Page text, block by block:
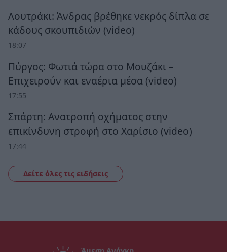
Λουτράκι: Άνδρας βρέθηκε νεκρός δίπλα σε
κάδους σκουπιδιών (video)
18:07
Πύργος: Φωτιά τώρα στο Μουζάκι –
Επιχειρούν και εναέρια μέσα (video)
17:55
Σπάρτη: Ανατροπή οχήματος στην
επικίνδυνη στροφή στο Χαρίσιο (video)
17:44
Δείτε όλες τις ειδήσεις